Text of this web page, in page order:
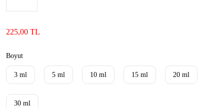
225,00 TL
Boyut
3 ml 5 ml 10 ml 15 ml 20 ml
30 ml